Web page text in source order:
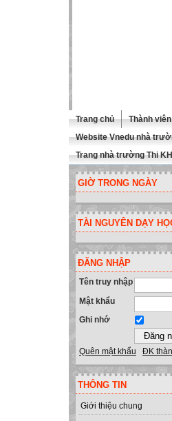
Trang chủ Thành viên
Website Vnedu nhà
Trang nhà trường Thi
GIỜ TRONG NGÀY
TÀI NGUYÊN DẠY
ĐĂNG NHẬP
Tên truy nhập
Mật khẩu
Ghi nhớ
Quên mật khẩu ĐK
THÔNG TIN
Giới thiệu chung